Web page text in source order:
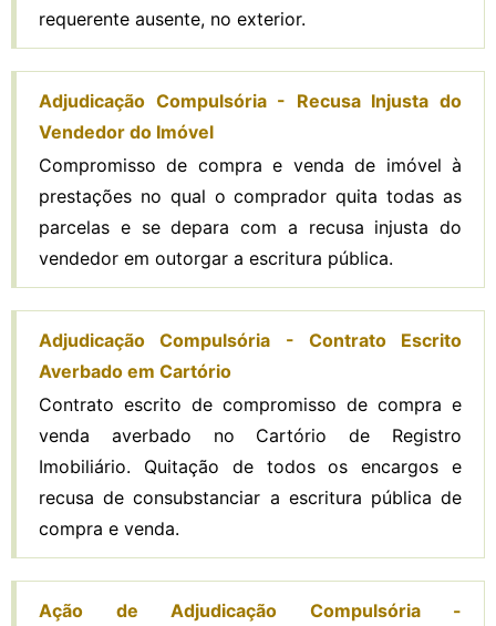
requerente ausente, no exterior.
Adjudicação Compulsória - Recusa Injusta do
Vendedor do Imóvel
Compromisso de compra e venda de imóvel à
prestações no qual o comprador quita todas as
parcelas e se depara com a recusa injusta do
vendedor em outorgar a escritura pública.
Adjudicação Compulsória - Contrato Escrito
Averbado em Cartório
Contrato escrito de compromisso de compra e
venda averbado no Cartório de Registro
Imobiliário. Quitação de todos os encargos e
recusa de consubstanciar a escritura pública de
compra e venda.
Ação de Adjudicação Compulsória -